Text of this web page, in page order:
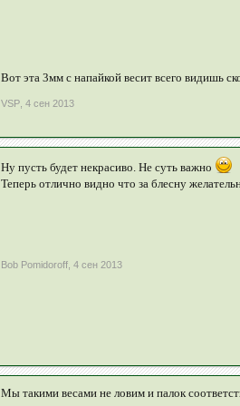
Вот эта 3мм с напайкой весит всего видишь
VSP 4 сен 2013
Ну пусть будет некрасиво. Не суть важно
Теперь отлично видно что за блесну
Bob Pomidoroff 4 сен 2013
Мы такими весами не ловим и палок